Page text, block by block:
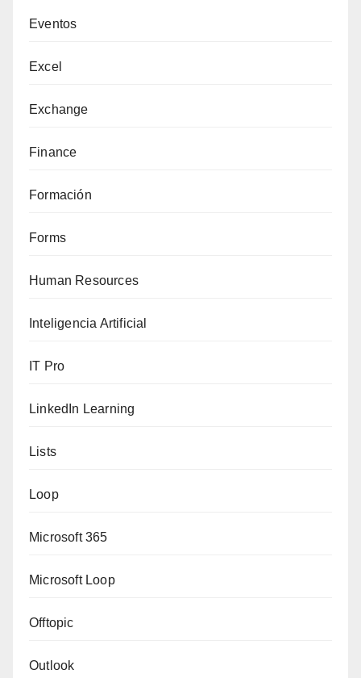
Eventos
Excel
Exchange
Finance
Formación
Forms
Human Resources
Inteligencia Artificial
IT Pro
LinkedIn Learning
Lists
Loop
Microsoft 365
Microsoft Loop
Offtopic
Outlook